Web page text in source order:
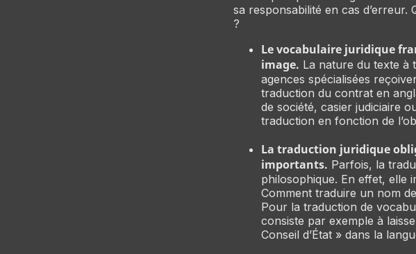
sa responsabilité en cas
?
Le vocabulaire juridique
image. La nature du texte à
agences spécialisées
traduction du contrat en
de société, casier judiciaire
traduction en fonction de
La traduction juridique
importants. Parfois, la
philosophique. En effet, elle
Comment traduire un nom
Pour la traduction de
consiste par exemple à
Conseil d’État » dans la